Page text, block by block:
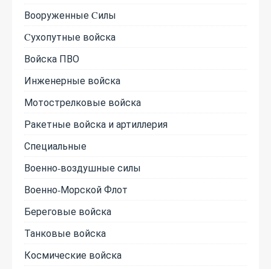
Вооруженные Cилы
Cухопутные войска
Войска ПВО
Инженерные войска
Мотострелковые войска
Ракетные войска и артиллерия
Специальные
Военно-воздушные силы
Военно-Морской Флот
Береговые войска
Танковые войска
Космические войска